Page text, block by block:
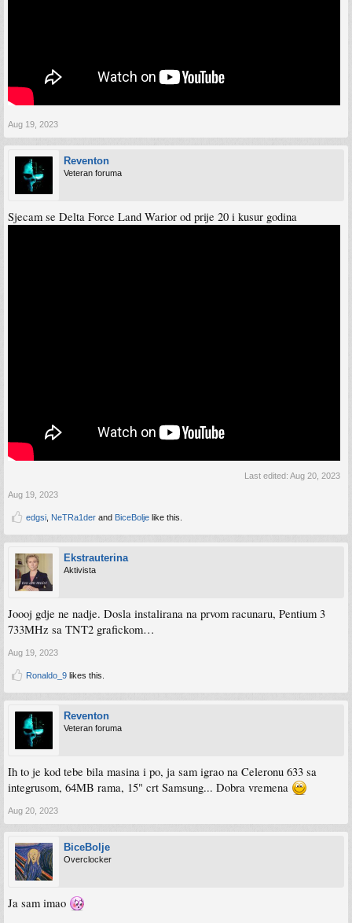
Aug 19, 2023
Reventon
Veteran foruma
Sjecam se Delta Force Land Warior od prije 20 i kusur godina
Last edited: Aug 20, 2023
Aug 19, 2023
edgsi NeTRa1der and BiceBolje like this.
Ekstrauterina
Aktivista
Joooj gdje ne nadje. Dosla instalirana na prvom racunaru, Pentium 3
733MHz sa TNT2 grafickom…
Aug 19, 2023
Ronaldo_9 likes this.
Reventon
Veteran foruma
Ih to je kod tebe bila masina i po, ja sam igrao na Celeronu 633 sa
integrusom, 64MB rama, 15" crt Samsung... Dobra vremena
Aug 20, 2023
BiceBolje
Overclocker
Ja sam imao